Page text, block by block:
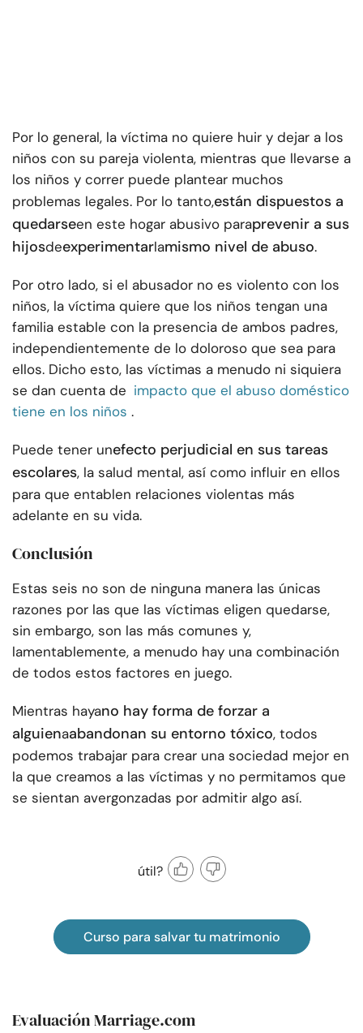
Por lo general, la víctima no quiere huir y dejar a los
niños con su pareja violenta, mientras que llevarse a
los niños y correr puede plantear muchos
problemas legales. Por lo tanto,están dispuestos a
quedarseen este hogar abusivo paraprevenir a sus
hijosdeexperimentarlamismo nivel de abuso.
Por otro lado, si el abusador no es violento con los
niños, la víctima quiere que los niños tengan una
familia estable con la presencia de ambos padres,
independientemente de lo doloroso que sea para
ellos. Dicho esto, las víctimas a menudo ni siquiera
se dan cuenta de impacto que el abuso doméstico
tiene en los niños .
Puede tener unefecto perjudicial en sus tareas
escolares, la salud mental, así como influir en ellos
para que entablen relaciones violentas más
adelante en su vida.
Conclusión
Estas seis no son de ninguna manera las únicas
razones por las que las víctimas eligen quedarse,
sin embargo, son las más comunes y,
lamentablemente, a menudo hay una combinación
de todos estos factores en juego.
Mientras hayano hay forma de forzar a
alguienaabandonan su entorno tóxico, todos
podemos trabajar para crear una sociedad mejor en
la que creamos a las víctimas y no permitamos que
se sientan avergonzadas por admitir algo así.
útil?
Curso para salvar tu matrimonio
Evaluación Marriage.com